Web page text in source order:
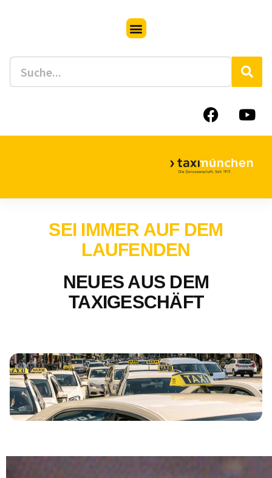
SEI IMMER AUF DEM
LAUFENDEN
NEUES AUS DEM
TAXIGESCHÄFT